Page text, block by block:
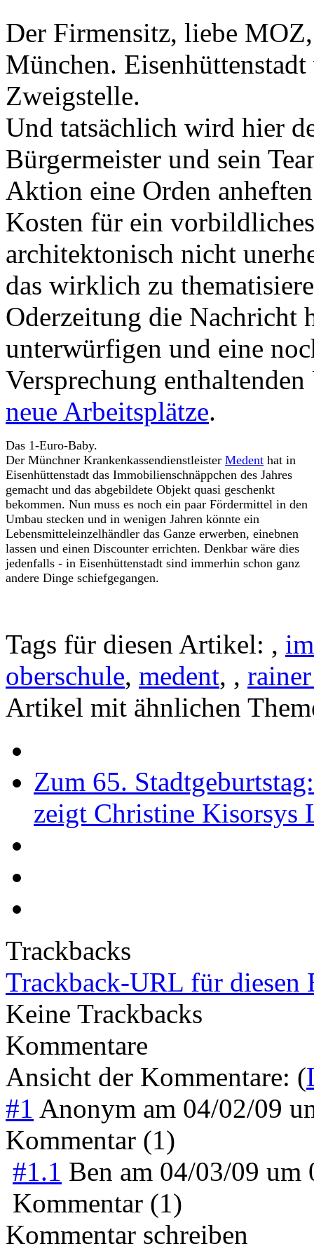
Der Firmensitz, liebe
München.
Zweigstelle.
Und tatsächlich wird hier
Bürgermeister und sein
Aktion eine Orden
Kosten für ein
architektonisch nicht
das wirklich zu
Oderzeitung die Nachricht
unterwürfigen und eine
Versprechung
neue Arbeitsplätze.
Das 1-Euro-Baby.
Der Münchner Krankenkassendienstleister Medent hat in
Eisenhüttenstadt das Immobilienschnäppchen des Jahres
gemacht und das abgebildete Objekt quasi geschenkt
bekommen. Nun muss es noch ein paar Fördermittel in den
Umbau stecken und in wenigen Jahren könnte ein
Lebensmitteleinzelhändler das Ganze erwerben, einebnen
lassen und einen Discounter errichten. Denkbar wäre dies
jedenfalls - in Eisenhüttenstadt sind immerhin schon ganz
andere Dinge schiefgegangen.
Tags für diesen Artikel: ,
oberschule, medent, ,
Artikel mit ähnlichen
Zum 65.
zeigt Christine Kisorsys
Trackbacks
Trackback-URL für diesen
Keine Trackbacks
Kommentare
Ansicht der Kommentare: (
#1 Anonym am 04/02/09
Kommentar (1)
#1.1 Ben am 04/03/09 um
Kommentar (1)
Kommentar schreiben